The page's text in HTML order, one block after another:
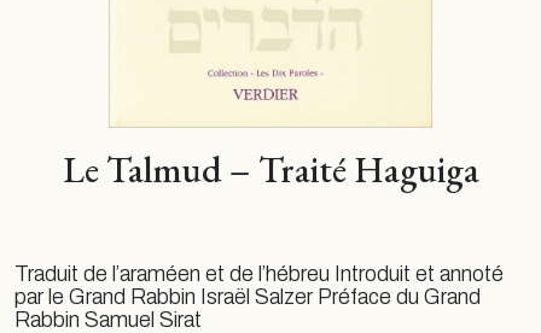
Le Talmud – Traité Haguiga
Traduit de l’araméen et de l’hébreu Introduit et annoté
par le Grand Rabbin Israël Salzer Préface du Grand
Rabbin Samuel Sirat